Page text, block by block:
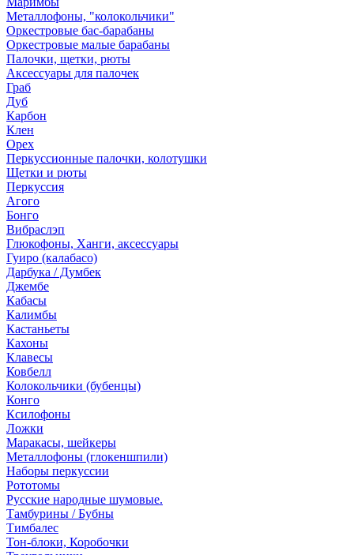
Металлофоны, "колокольчики"
Оркестровые бас-барабаны
Оркестровые малые барабаны
Палочки, щетки, рюты
Аксессуары для палочек
Граб
Дуб
Карбон
Клен
Орех
Перкуссионные палочки, колотушки
Щетки и рюты
Перкуссия
Агого
Бонго
Вибраслэп
Глюкофоны, Ханги, аксессуары
Гуиро (калабасо)
Дарбука / Думбек
Джембе
Кабасы
Калимбы
Кастаньеты
Кахоны
Клавесы
Ковбелл
Колокольчики (бубенцы)
Конго
Ксилофоны
Ложки
Маракасы, шейкеры
Металлофоны (глокеншпили)
Наборы перкуссии
Рототомы
Русские народные шумовые.
Тамбурины / Бубны
Тимбалес
Тон-блоки, Коробочки